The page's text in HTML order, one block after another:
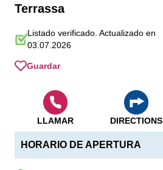
Terrassa
Listado verificado. Actualizado en
03.07.2026
Guardar
HORARIO DE APERTURA
LLAMAR DIRECTIONS